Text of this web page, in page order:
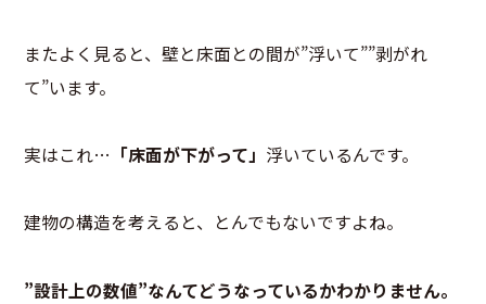
またよく見ると、壁と床面との間が”浮いて””剥がれ
て”います。
実はこれ… 「床面が下がって」 浮いているんです。
建物の構造を考えると、とんでもないですよね。
”設計上の数値”なんてどうなっているかわかりません。